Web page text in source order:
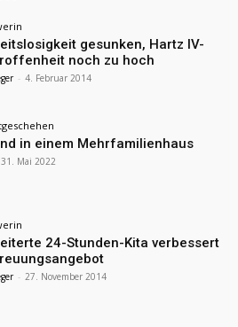
gesunken, Hartz IV-
noch zu hoch
- 4. Februar 2014
in einem Mehrfamilienhaus
31. Mai 2022
24-Stunden-Kita verbessert
- 27. November 2014